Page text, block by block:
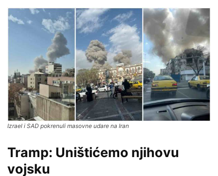
Izrael i SAD pokrenuli masovne udare na Iran
Tramp: Uništićemo njihovu
vojsku